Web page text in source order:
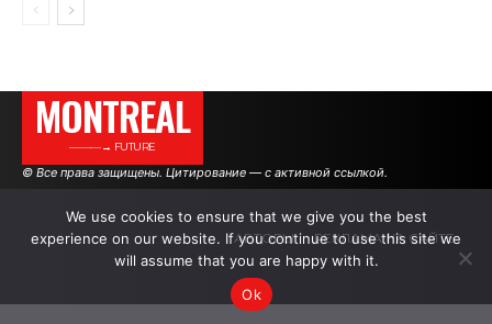
MONTREAL
———→ FUTURE
© Все права защищены. Цитирование — с активной ссылкой.
АВТОРЫ РЕКЛАМА НА САЙТЕ
We use cookies to ensure that we give you the best
experience on our website. If you continue to use this site we
will assume that you are happy with it.
Ok